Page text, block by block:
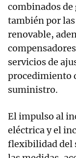
combinados de
también por
renovable,
servicios de
procedimiento
suministro.
El impulso al
eléctrica y el
flexibilidad del